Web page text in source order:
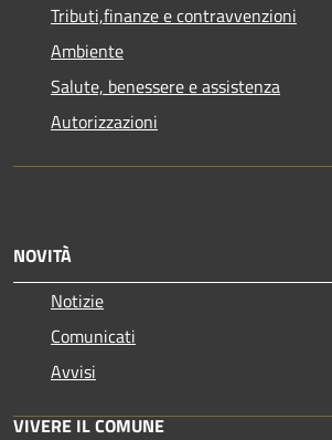
Tributi,finanze e contravvenzioni
Ambiente
Salute, benessere e assistenza
Autorizzazioni
NOVITÀ
Notizie
Comunicati
Avvisi
VIVERE IL COMUNE